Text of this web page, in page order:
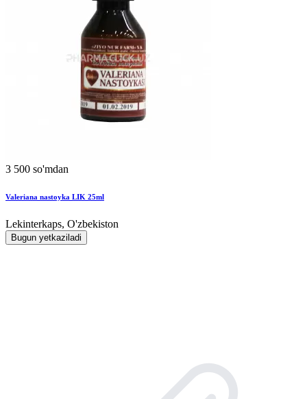
3 500 so'mdan
Valeriana nastoyka LIK 25ml
Lekinterkaps, O'zbekiston
Bugun yetkaziladi